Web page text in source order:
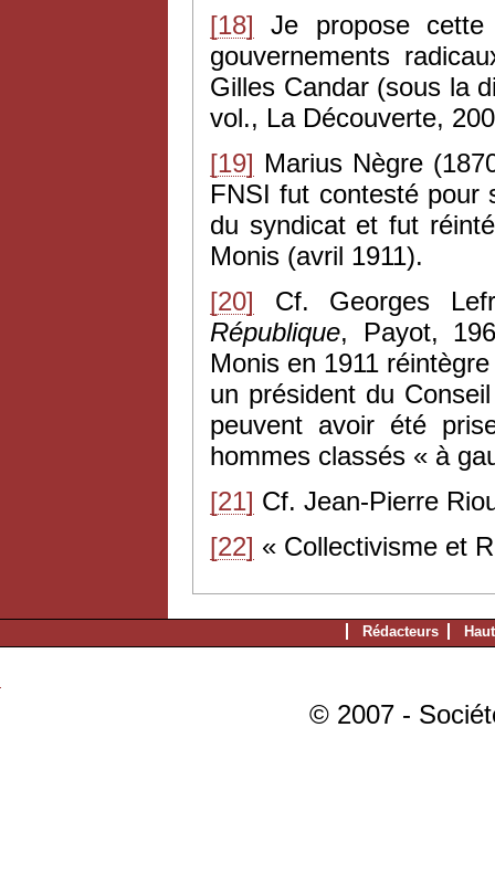
[18]
Je propose
gouvernements
Gilles Candar (sous la
vol., La Découverte,
[19] Marius Nègre
FNSI fut contesté pour
du syndicat et fut
Monis (avril 1911).
[20]
Cf. Georges
République, Payot,
Monis en 1911
un président du
peuvent avoir été
hommes classés « à
[21] Cf. Jean-Pierre
[22] « Collectivisme et
Rédacteurs
© 2007 -